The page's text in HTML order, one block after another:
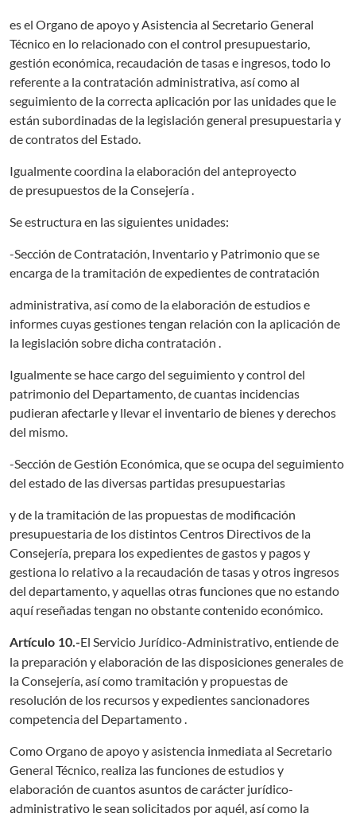
es el Organo de apoyo y Asistencia al Secretario General
Técnico en lo relacionado con el control presupuestario,
gestión económica, recaudación de tasas e ingresos, todo lo
referente a la contratación administrativa, así como al
seguimiento de la correcta aplicación por las unidades que le
están subordinadas de la legislación general presupuestaria y
de contratos del Estado.
Igualmente coordina la elaboración del anteproyecto
de presupuestos de la Consejería .
Se estructura en las siguientes unidades:
-Sección de Contratación, Inventario y Patrimonio que se
encarga de la tramitación de expedientes de contratación
administrativa, así como de la elaboración de estudios e
informes cuyas gestiones tengan relación con la aplicación de
la legislación sobre dicha contratación .
Igualmente se hace cargo del seguimiento y control del
patrimonio del Departamento, de cuantas incidencias
pudieran afectarle y llevar el inventario de bienes y derechos
del mismo.
-Sección de Gestión Económica, que se ocupa del seguimiento
del estado de las diversas partidas presupuestarias
y de la tramitación de las propuestas de modificación
presupuestaria de los distintos Centros Directivos de la
Consejería, prepara los expedientes de gastos y pagos y
gestiona lo relativo a la recaudación de tasas y otros ingresos
del departamento, y aquellas otras funciones que no estando
aquí reseñadas tengan no obstante contenido económico.
Artículo 10.-El Servicio Jurídico-Administrativo, entiende de
la preparación y elaboración de las disposiciones generales de
la Consejería, así como tramitación y propuestas de
resolución de los recursos y expedientes sancionadores
competencia del Departamento .
Como Organo de apoyo y asistencia inmediata al Secretario
General Técnico, realiza las funciones de estudios y
elaboración de cuantos asuntos de carácter jurídico-
administrativo le sean solicitados por aquél, así como la